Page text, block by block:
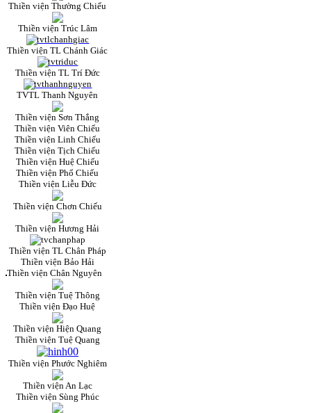
Thiền viện Thường Chiếu
Thiền viện Trúc Lâm
Thiền viện TL Chánh Giác
Thiền viện TL Trí Đức
TVTL Thanh Nguyên
Thiền viện Sơn Thắng
Thiền viện Viên Chiếu
Thiền viện Linh Chiếu
Thiền viện Tịch Chiếu
Thiền viện Huệ Chiếu
Thiền viện Phổ Chiếu
Thiền viện Liễu Đức
Thiền viện Chơn Chiếu
Thiền viện Hương Hải
Thiền viện TL Chân Pháp
Thiền viện Bảo Hải
Thiền viện Chân Nguyên
Thiền viện Tuệ Thông
Thiền viện Đạo Huệ
Thiền viện Hiện Quang
Thiền viện Tuệ Quang
Thiền viện Phước Nghiêm
Thiền viện An Lạc
Thiền viện Sùng Phúc